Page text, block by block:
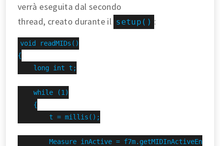
verrà eseguita dal secondo
thread, creato durante il setup() :
void readMIDs()
{
    long int t;
    while (1)
    {
        t = millis();
Measure inActive =